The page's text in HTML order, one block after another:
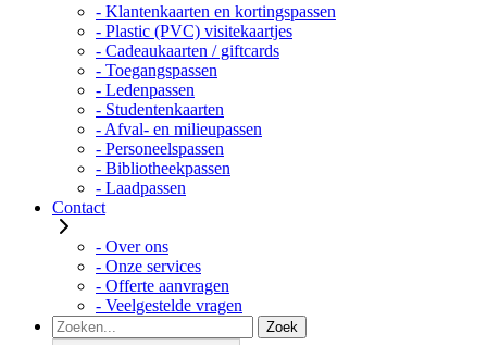
- Klantenkaarten en kortingspassen
- Plastic (PVC) visitekaartjes
- Cadeaukaarten / giftcards
- Toegangspassen
- Ledenpassen
- Studentenkaarten
- Afval- en milieupassen
- Personeelspassen
- Bibliotheekpassen
- Laadpassen
Contact
- Over ons
- Onze services
- Offerte aanvragen
- Veelgestelde vragen